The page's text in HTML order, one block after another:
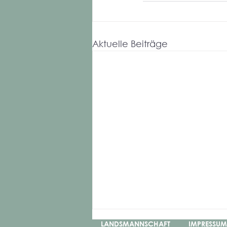
Aktuelle Beiträge
LANDSMANNSCHAFT
IMPRESSUM